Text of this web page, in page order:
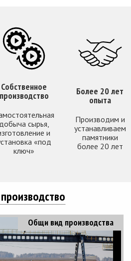
Собственное
производство
добыча сырья,
и
«под
ключ»
Более 20 лет
опыта
Производим и
устанавливаем
памятники
более 20 лет
Общи вид производства